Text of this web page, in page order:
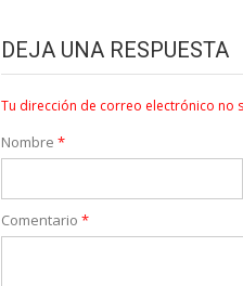
DEJA UNA RESPUESTA
Tu dirección de correo electrónico no
Nombre *
Comentario *